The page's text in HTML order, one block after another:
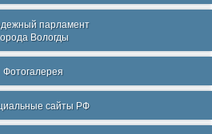
парламент
Вологды
Фотогалерея
сайты РФ